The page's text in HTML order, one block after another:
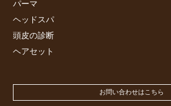
パーマ
ヘッドスパ
頭皮の診断
ヘアセット
お問い合わせはこちら